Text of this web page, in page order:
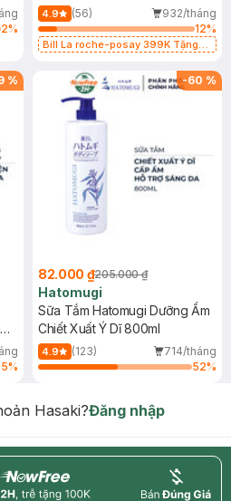
2%
Dụng 40ml
4.9 (56)
932/tháng
12%
Bill La roche-posay 399K Tặng
(SL có hạn)
%
%
-60 %
82.000 ₫205.000 ₫
Hatomugi
Sữa Tắm Hatomugi Dưỡng Ẩm
Chiết Xuất Ý Dĩ 800ml
4.9 (123)
714/tháng
52%
Hasaki?Đăng nhập